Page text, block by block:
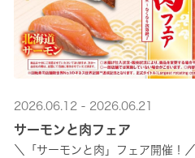
2026.06.12 - 2026.06.21
サーモンと肉フェア
＼「サーモンと肉」フェア開催！／